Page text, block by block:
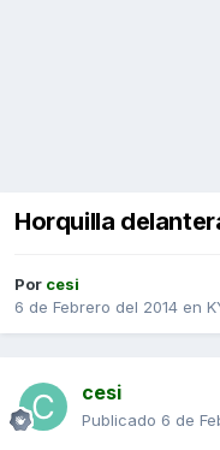
Horquilla
Por cesi
6 de Febrero del 2014 en
cesi
Publicado 6 de